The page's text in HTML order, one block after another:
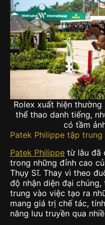
Rolex xuất hiện
thể thao danh tiếng,
có tầm
Patek Philippe tập
Patek Philippe từ lâu đã
trong những đỉnh cao
Thụy Sĩ. Thay vì theo
độ nhận diện đại
trung vào việc tạo ra
mang giá trị chế tác,
năng lưu truyền qua